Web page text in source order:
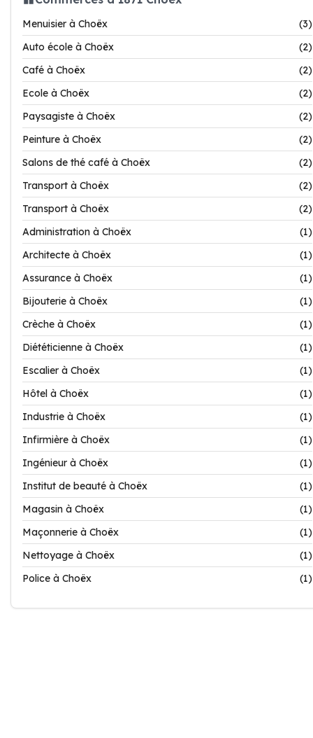
Menuisier à Choëx
(3)
Auto école à Choëx
(2)
Café à Choëx
(2)
Ecole à Choëx
(2)
Paysagiste à Choëx
(2)
Peinture à Choëx
(2)
Salons de thé café à Choëx
(2)
Transport à Choëx
(2)
Transport à Choëx
(2)
Administration à Choëx
(1)
Architecte à Choëx
(1)
Assurance à Choëx
(1)
Bijouterie à Choëx
(1)
Crèche à Choëx
(1)
Diététicienne à Choëx
(1)
Escalier à Choëx
(1)
Hôtel à Choëx
(1)
Industrie à Choëx
(1)
Infirmière à Choëx
(1)
Ingénieur à Choëx
(1)
Institut de beauté à Choëx
(1)
Magasin à Choëx
(1)
Maçonnerie à Choëx
(1)
Nettoyage à Choëx
(1)
Police à Choëx
(1)